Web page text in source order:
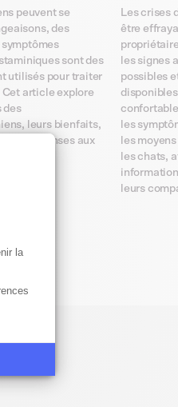
peuvent se
des
sont des
utilisés pour traiter
article explore
des
leurs bienfaits,
les réponses aux
Les crises
être
les signes
possibles
les
les
les chats,
leurs
:
la